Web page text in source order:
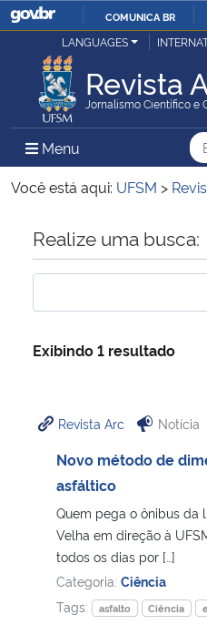
COMUNICA BR
Ministério da Justiça e Segurança
Ministério da Defesa
Ministério das Relações Exteriores
Ministério da Economia
Ministério da Infraestrutura
Ministério da Cidadania
Ministério de Minas e Energia
Ministério da Ciência, Tecnologia,
Ministério do Meio Ambiente
LANGUAGES
Revista
Jornalismo Científico e
Menu Menu Principal
Você está aqui: UFSM >
Início do conteúdo
Realize uma busca:
Exibindo 1 resultado
Revista Arc Notícia
Novo método de
asfáltico
Quem pega o ônibus da
Velha em direção à
todos os dias por […]
Categoria: Ciência
Tags:
asfalto Ciência